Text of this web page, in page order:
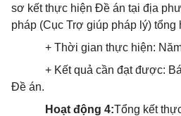
sơ kết thực hiện Đề án tại địa
pháp (Cục Trợ giúp pháp lý) tổng
+ Thời gian thực hiện:
+ Kết quả cần đạt được:
Đề án.
Hoạt động 4:Tổng kết